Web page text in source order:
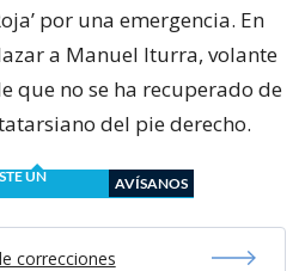
por una emergencia. En
a Manuel Iturra, volante
que no se ha recuperado de
del pie derecho.
UN
AVÍSANOS
correcciones